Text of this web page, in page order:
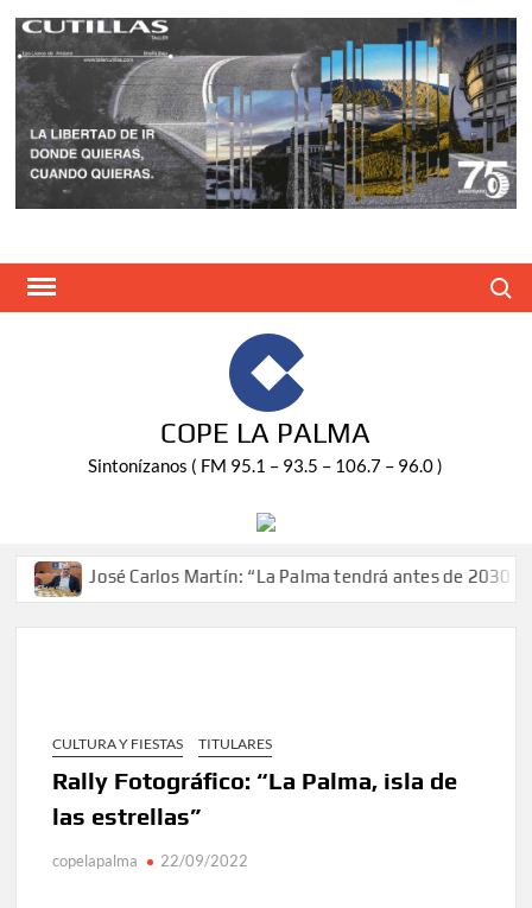
Saltar
contenido
COPE LA PALMA
Sintonízanos ( FM 95.1 – 93.5 – 106.7 – 96.0 )
José Carlos Martín: “La Palma tendrá antes de 2030 un
CULTURA Y FIESTAS TITULARES
Rally Fotográfico: “La Palma, isla de
las estrellas”
copelapalma 22/09/2022